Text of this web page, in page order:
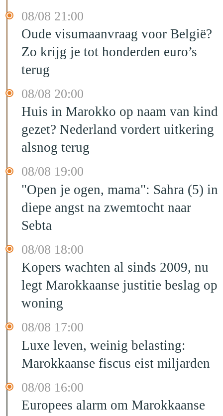
08/08 21:00
Oude visumaanvraag voor België?
Zo krijg je tot honderden euro’s
terug
08/08 20:00
Huis in Marokko op naam van kind
gezet? Nederland vordert uitkering
alsnog terug
08/08 19:00
"Open je ogen, mama": Sahra (5) in
diepe angst na zwemtocht naar
Sebta
08/08 18:00
Kopers wachten al sinds 2009, nu
legt Marokkaanse justitie beslag op
woning
08/08 17:00
Luxe leven, weinig belasting:
Marokkaanse fiscus eist miljarden
08/08 16:00
Europees alarm om Marokkaanse